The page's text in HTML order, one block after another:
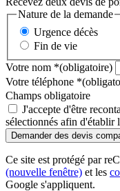
Nature de la demande
Urgence décès
Fin de vie
Votre nom *(obligatoire)
Votre téléphone *
Champs obligatoire
J'accepte d'être
sélectionnés afin d'établir
Ce site est protégé par
(nouvelle fenêtre) et les
Google s'appliquent.